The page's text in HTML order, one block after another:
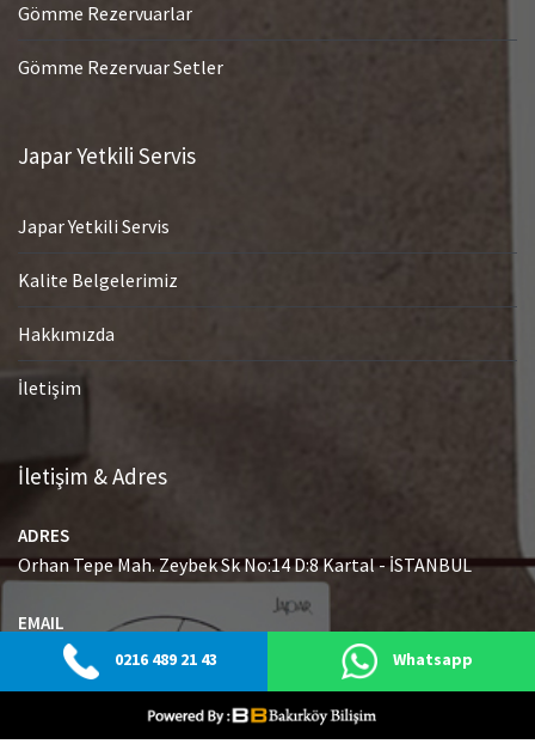
Gömme Rezervuarlar
Gömme Rezervuar Setler
Japar Yetkili Servis
Japar Yetkili Servis
Kalite Belgelerimiz
Hakkımızda
İletişim
İletişim & Adres
ADRES
Orhan Tepe Mah. Zeybek Sk No:14 D:8 Kartal - İSTANBUL
EMAIL
info@japaryetkiliservisi.net
0216 489 21 43
0216 489 21 43 Whatsapp